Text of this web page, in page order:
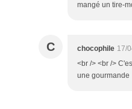
mangé un tire-
C chocophile 17/
<br /> <br />
une gourmande